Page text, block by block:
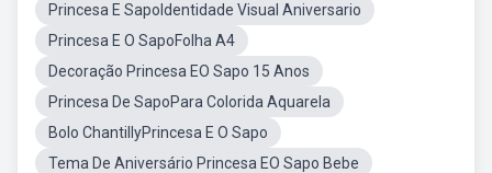
Princesa E SapoIdentidade Visual Aniversario
Princesa E O SapoFolha A4
Decoração Princesa EO Sapo 15 Anos
Princesa De SapoPara Colorida Aquarela
Bolo ChantillyPrincesa E O Sapo
Tema De Aniversário Princesa EO Sapo Bebe